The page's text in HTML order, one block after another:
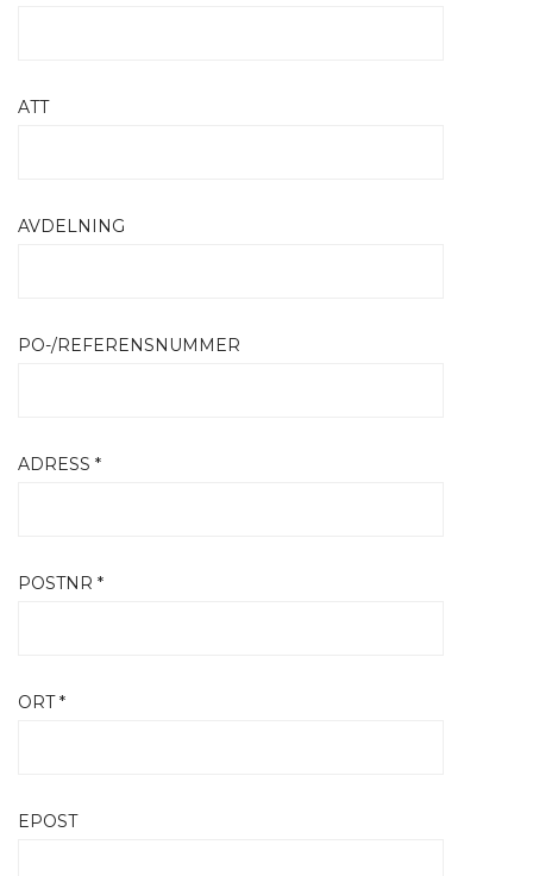
ATT
AVDELNING
PO-/REFERENSNUMMER
ADRESS *
POSTNR *
ORT *
EPOST